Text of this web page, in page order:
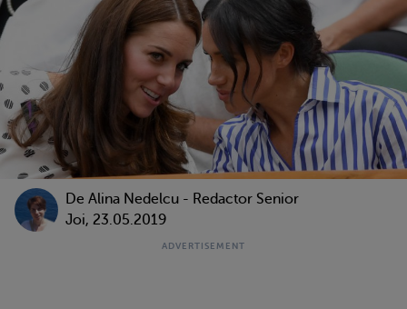
De Alina Nedelcu - Redactor Senior
Joi, 23.05.2019